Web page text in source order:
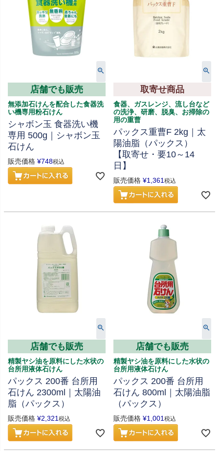
店舗でも販売
無添加石けんを配合した食器洗
い機専用粉石けん
シャボン玉 食器洗い機
専用 500g｜シャボン玉
石けん
販売価格 ¥748税込
取寄せ商品
食器、ガスレンジ、流し台など
の洗浄、研磨、脱臭、お掃除の
用の重曹
パックス重曹F 2kg｜太
陽油脂（パックス）
【取寄せ・要10～14
日】
販売価格 ¥1,361税込
店舗でも販売
精製ヤシ油を原料にした水状の
台所用液体石けん
パックス 200番 台所用
石けん 2300ml｜太陽油
脂（パックス）
販売価格 ¥2,321税込
店舗でも販売
精製ヤシ油を原料にした水状の
台所用液体石けん
パックス 200番 台所用
石けん 800ml｜太陽油脂
（パックス）
販売価格 ¥1,001税込